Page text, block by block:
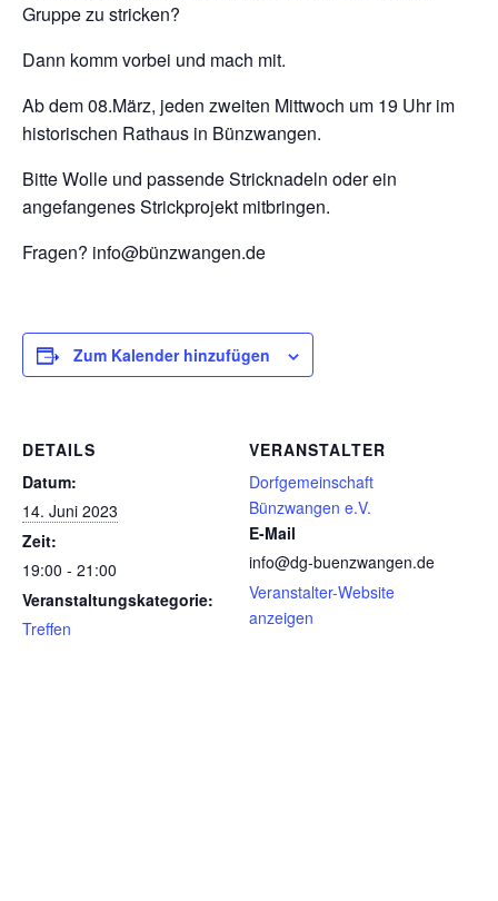
Gruppe zu stricken?
Dann komm vorbei und mach mit.
Ab dem 08.März, jeden zweiten Mittwoch um 19 Uhr im
historischen Rathaus in Bünzwangen.
Bitte Wolle und passende Stricknadeln oder ein
angefangenes Strickprojekt mitbringen.
Fragen? info@bünzwangen.de
Zum Kalender hinzufügen
DETAILS
Datum:
14. Juni 2023
Zeit:
19:00 - 21:00
Veranstaltungskategorie:
Treffen
VERANSTALTER
Dorfgemeinschaft
Bünzwangen e.V.
E-Mail
info@dg-buenzwangen.de
Veranstalter-Website
anzeigen